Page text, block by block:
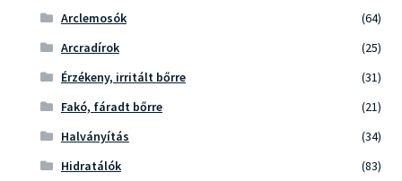
Arclemosók
(64)
Arcradírok
(25)
Érzékeny, irritált bőrre
(31)
Fakó, fáradt bőrre
(21)
Halványítás
(34)
Hidratálók
(83)